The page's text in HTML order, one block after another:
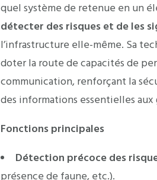
quel système de retenue en un
détecter des risques et de les
l’infrastructure elle-même. Sa
doter la route de capacités de
communication, renforçant la
des informations essentielles aux
Fonctions principales
Détection précoce des
présence de faune, etc.).